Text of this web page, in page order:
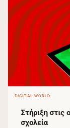
DIGITAL WORLD
Στήριξη στις
σχολεία